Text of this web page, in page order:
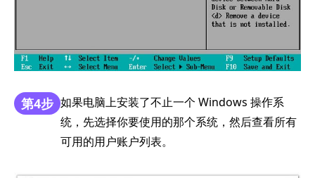
第4步 如果电脑上安装了不止一个 Windows 操作系
统，先选择你要使用的那个系统，然后查看所有
可用的用户账户列表。